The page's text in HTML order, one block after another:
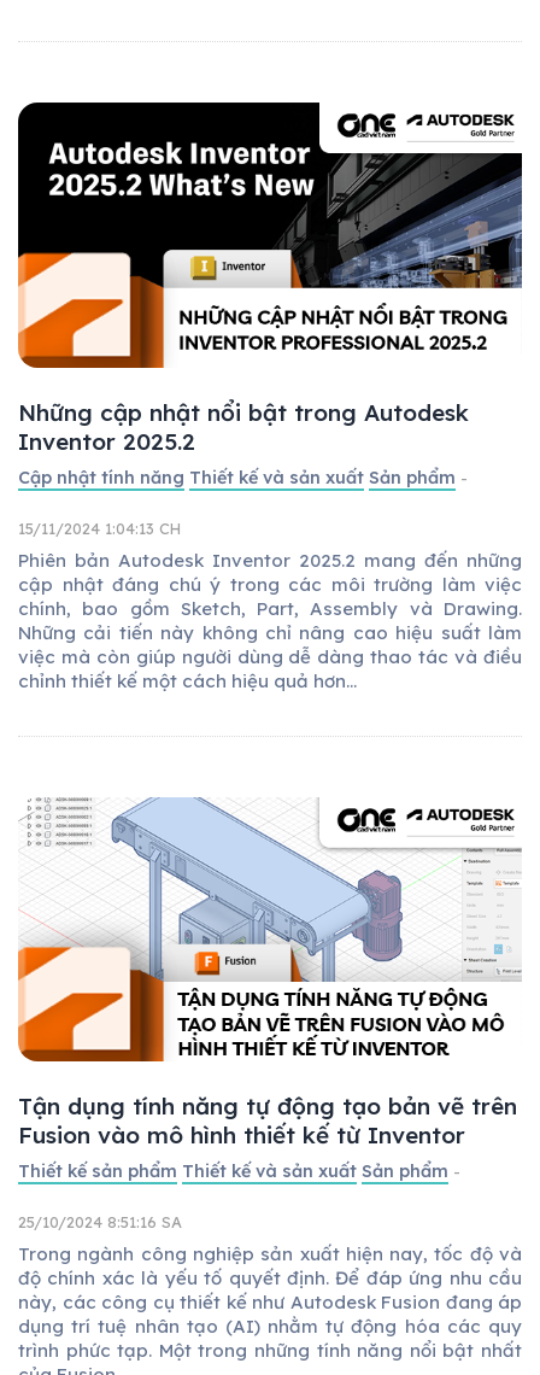
Những cập nhật nổi bật trong Autodesk
Inventor 2025.2
Cập nhật tính năng Thiết kế và sản xuất Sản phẩm -
15/11/2024 1:04:13 CH
Phiên bản Autodesk Inventor 2025.2 mang đến những
cập nhật đáng chú ý trong các môi trường làm việc
chính, bao gồm Sketch, Part, Assembly và Drawing.
Những cải tiến này không chỉ nâng cao hiệu suất làm
việc mà còn giúp người dùng dễ dàng thao tác và điều
chỉnh thiết kế một cách hiệu quả hơn...
Tận dụng tính năng tự động tạo bản vẽ trên
Fusion vào mô hình thiết kế từ Inventor
Thiết kế sản phẩm Thiết kế và sản xuất Sản phẩm -
25/10/2024 8:51:16 SA
Trong ngành công nghiệp sản xuất hiện nay, tốc độ và
độ chính xác là yếu tố quyết định. Để đáp ứng nhu cầu
này, các công cụ thiết kế như Autodesk Fusion đang áp
dụng trí tuệ nhân tạo (AI) nhằm tự động hóa các quy
trình phức tạp. Một trong những tính năng nổi bật nhất